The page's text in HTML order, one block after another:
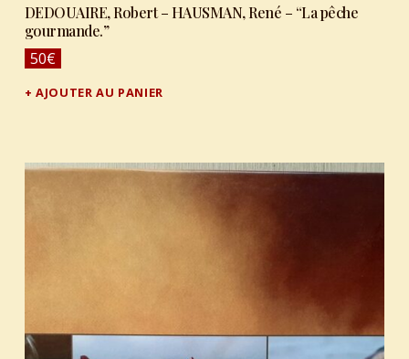
DEDOUAIRE, Robert – HAUSMAN, René – “La pêche
gourmande.”
50€
AJOUTER AU PANIER